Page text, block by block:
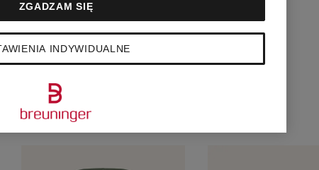
W
INDYWIDUALNE
ZGADZAM SIĘ